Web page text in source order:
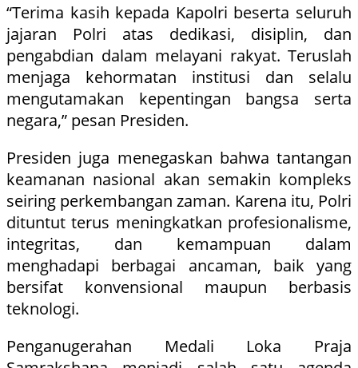
“Terima kasih kepada Kapolri beserta seluruh
jajaran Polri atas dedikasi, disiplin, dan
pengabdian dalam melayani rakyat. Teruslah
menjaga kehormatan institusi dan selalu
mengutamakan kepentingan bangsa serta
negara,” pesan Presiden.
Presiden juga menegaskan bahwa tantangan
keamanan nasional akan semakin kompleks
seiring perkembangan zaman. Karena itu, Polri
dituntut terus meningkatkan profesionalisme,
integritas, dan kemampuan dalam
menghadapi berbagai ancaman, baik yang
bersifat konvensional maupun berbasis
teknologi.
Penganugerahan Medali Loka Praja